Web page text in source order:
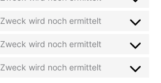
google-
Consent
youtube
Zweck wird noch ermittelt
Consent
facebook
Zweck wird noch ermittelt
Consent
Zweck wird noch ermittelt
Consent